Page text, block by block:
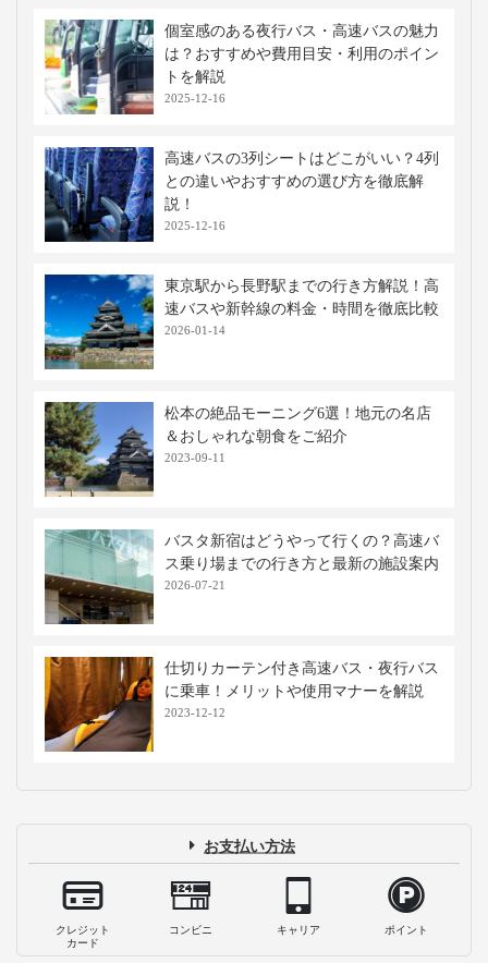
個室感のある夜行バス・高速バスの魅力
は？おすすめや費用目安・利用のポイン
トを解説
2025-12-16
高速バスの3列シートはどこがいい？4列
との違いやおすすめの選び方を徹底解
説！
2025-12-16
東京駅から長野駅までの行き方解説！高
速バスや新幹線の料金・時間を徹底比較
2026-01-14
松本の絶品モーニング6選！地元の名店
＆おしゃれな朝食をご紹介
2023-09-11
バスタ新宿はどうやって行くの？高速バ
ス乗り場までの行き方と最新の施設案内
2026-07-21
仕切りカーテン付き高速バス・夜行バス
に乗車！メリットや使用マナーを解説
2023-12-12
お支払い方法
クレジット
カード
コンビニ キャリア ポイント